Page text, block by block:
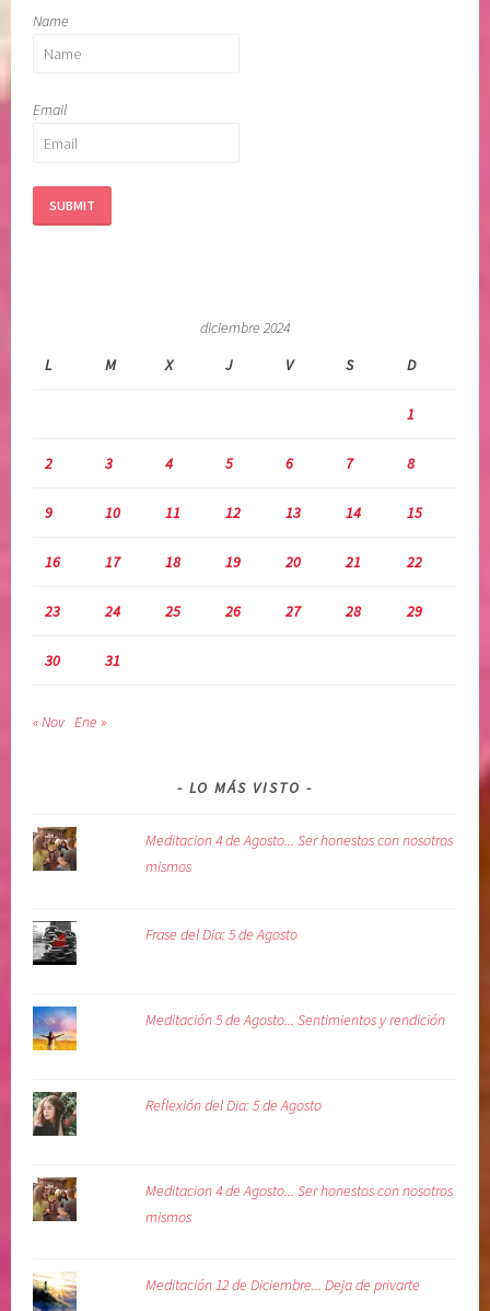
Name
Email
diciembre 2024
L
M X J V S D
1
2 3 4 5 6 7 8
9 10 11 12 13 14 15
16 17 18 19 20 21 22
23 24 25 26 27 28 29
30 31
« Nov Ene »
LO MÁS VISTO
Meditacion 4 de Agosto... Ser honestos con nosotros
mismos
Frase del Dia: 5 de Agosto
Meditación 5 de Agosto... Sentimientos y rendición
Reflexión del Dia: 5 de Agosto
Meditacion 4 de Agosto... Ser honestos con nosotros
mismos
Meditación 12 de Diciembre... Deja de privarte